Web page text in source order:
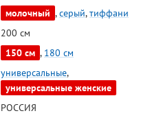
молочный ,серый,тиффани
200 см
150 см , 180 см
универсальные,
универсальные женские
РОССИЯ